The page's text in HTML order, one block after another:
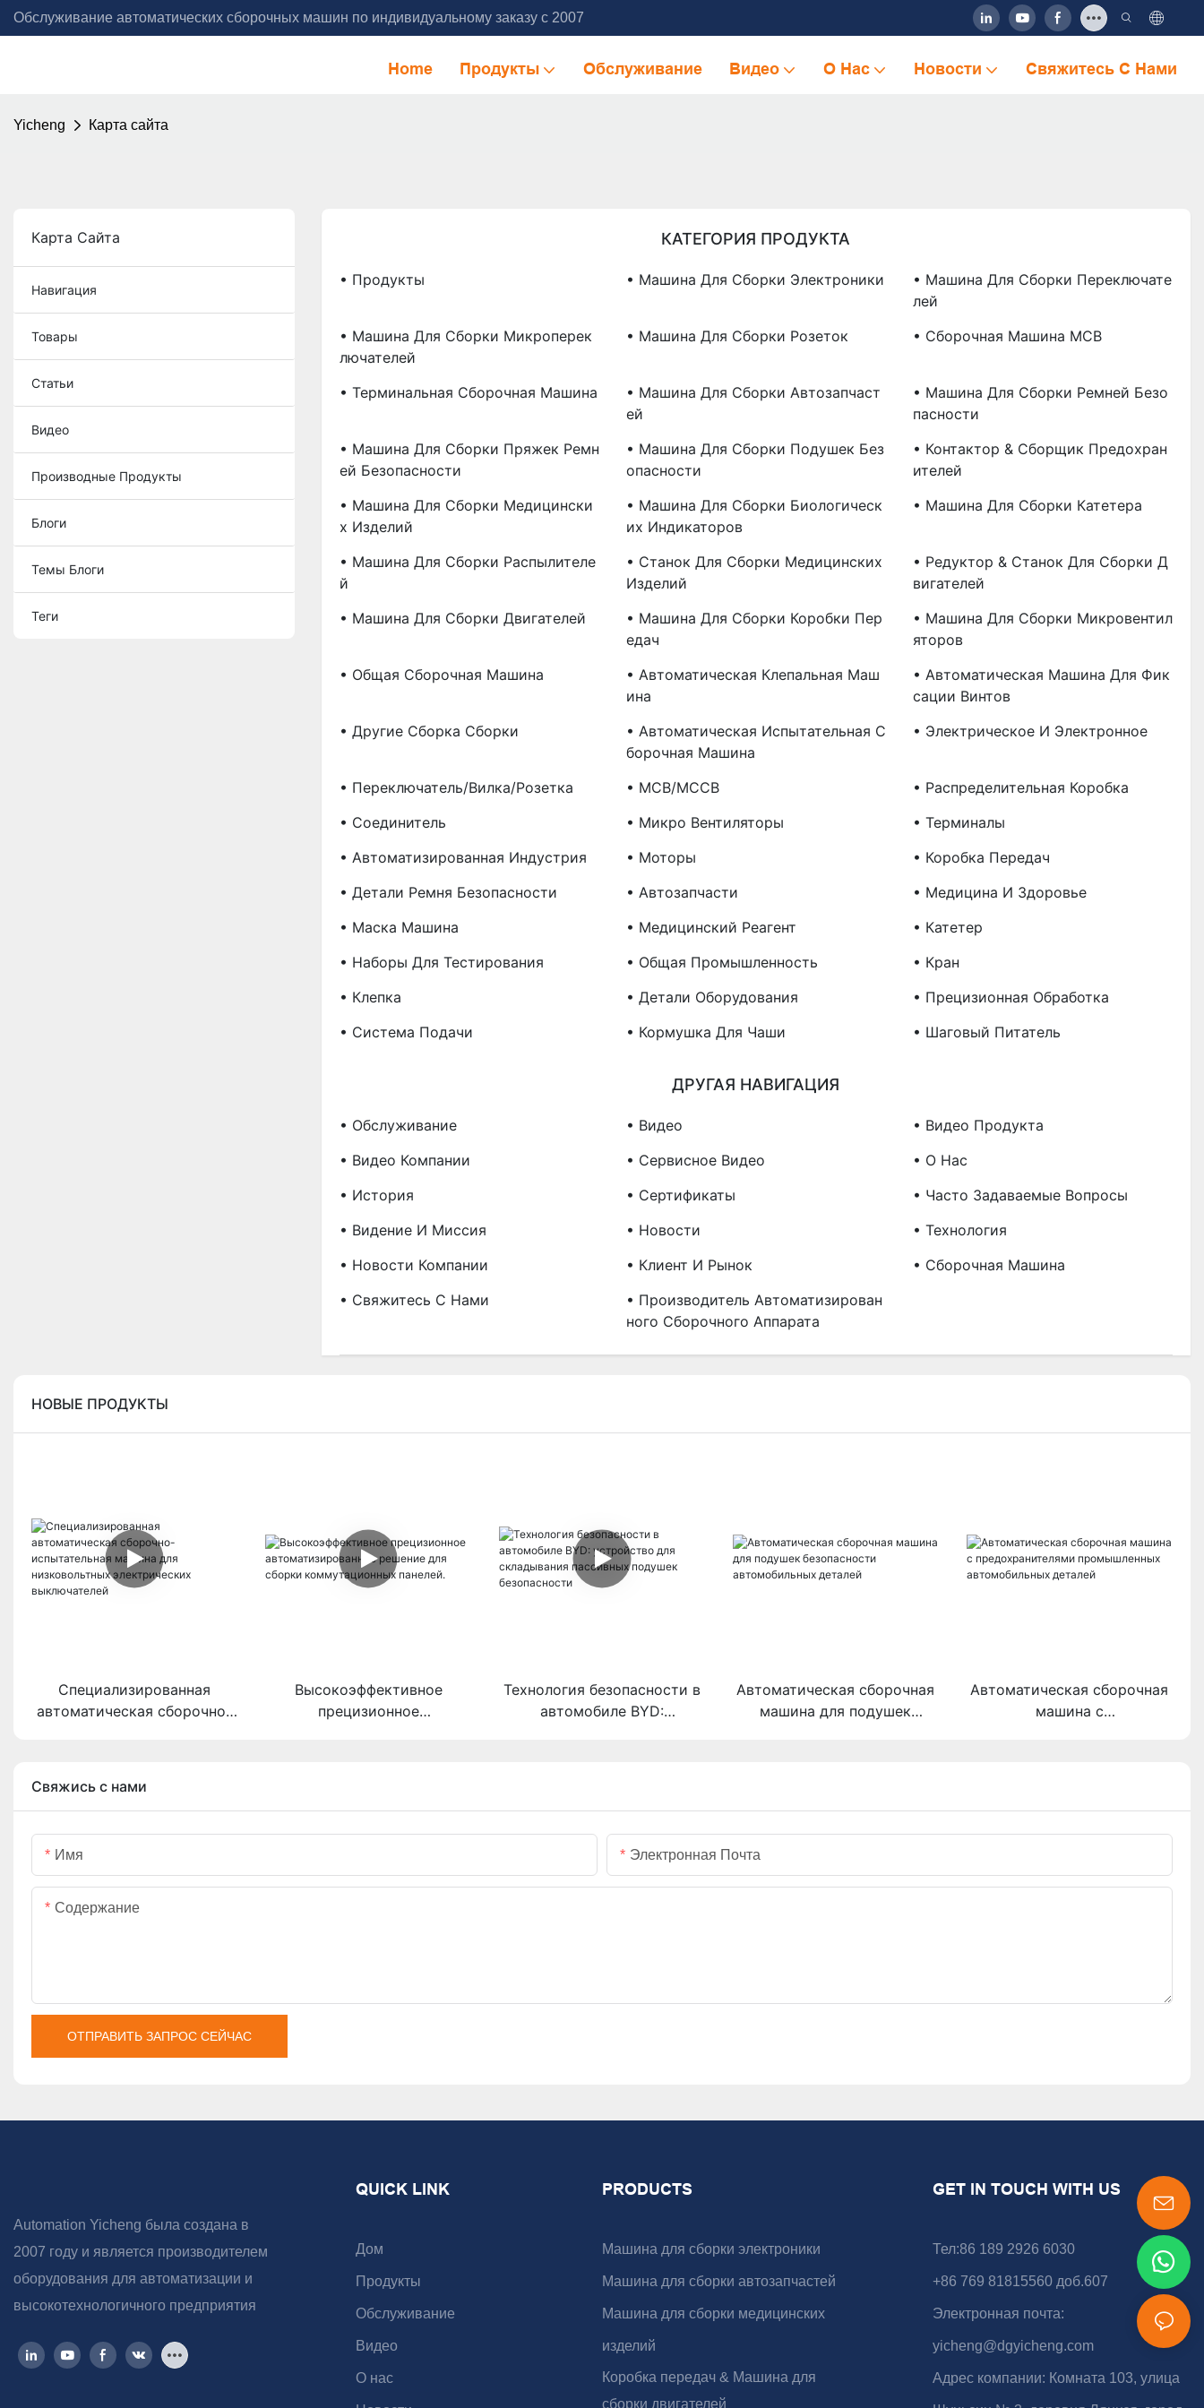
Обслуживание автоматических сборочных машин по индивидуальному заказу с 2007
Home Продукты Обслуживание Видео О Нас Новости Свяжитесь С Нами
Yicheng Карта сайта
Карта Сайта
Навигация
Товары
Статьи
Видео
Производные Продукты
Блоги
Темы Блоги
Теги
КАТЕГОРИЯ ПРОДУКТА
• Продукты • Машина Для Сборки Электроники
• Машина Для Сборки Переключате
Лей
• Машина Для Сборки Микроперек
Лючателей
• Машина Для Сборки Розеток • Сборочная Машина MCB
• Терминальная Сборочная Машина
• Машина Для Сборки Автозапчаст
Ей
• Машина Для Сборки Ремней Безо
Пасности
• Машина Для Сборки Пряжек Ремн
Ей Безопасности
• Машина Для Сборки Подушек Без
Опасности
• Контактор & Сборщик Предохран
Ителей
• Машина Для Сборки Медицински
Х Изделий
• Машина Для Сборки Биологическ
Их Индикаторов
• Машина Для Сборки Катетера
• Машина Для Сборки Распылителе
Й
• Станок Для Сборки Медицинских
Изделий
• Редуктор & Станок Для Сборки Д
Вигателей
• Машина Для Сборки Двигателей
• Машина Для Сборки Коробки Пер
Едач
• Машина Для Сборки Микровентил
Яторов
• Общая Сборочная Машина
• Автоматическая Клепальная Маш
Ина
• Автоматическая Машина Для Фик
Сации Винтов
• Другие Сборка Сборки
• Автоматическая Испытательная С
Борочная Машина
• Электрическое И Электронное
• Переключатель/вилка/розетка • MCB/MCCB
• Распределительная Коробка
• Соединитель
• Микро Вентиляторы
• Терминалы
• Автоматизированная Индустрия
• Моторы
• Коробка Передач
• Детали Ремня Безопасности
• Автозапчасти
• Медицина И Здоровье
• Маска Машина
• Медицинский Реагент
• Катетер
• Наборы Для Тестирования
• Общая Промышленность
• Кран
• Клепка
• Детали Оборудования
• Прецизионная Обработка
• Система Подачи
• Кормушка Для Чаши • Шаговый Питатель
ДРУГАЯ НАВИГАЦИЯ
• Обслуживание • Видео
• Видео Продукта
• Видео Компании
• Сервисное Видео
• О Нас
• История
• Сертификаты
• Часто Задаваемые Вопросы
• Видение И Миссия
• Новости
• Технология
• Новости Компании
• Клиент И Рынок
• Сборочная Машина
• Свяжитесь С Нами
• Производитель Автоматизирован
Ного Сборочного Аппарата
НОВЫЕ ПРОДУКТЫ
Специализированная
автоматическая сборочно-
выключателей
Высокоэффективное
прецизионное
Технология безопасности в
автомобиле BYD:
Автоматическая сборочная
машина для подушек
Автоматическая сборочная
машина с
Свяжись с нами
Имя Электронная Почта
Содержание
ОТПРАВИТЬ ЗАПРОС СЕЙЧАС
Automation Yicheng была создана в
2007 году и является производителем
оборудования для автоматизации и
высокотехнологичного предприятия
QUICK LINK
Дом
Продукты
Обслуживание
Видео
О нас
PRODUCTS
Машина для сборки электроники
Машина для сборки автозапчастей
Машина для сборки медицинских
изделий
Коробка передач & Машина для
сборки двигателей
GET IN TOUCH WITH US
Тел:86 189 2926 6030
+86 769 81815560 доб.607
Электронная почта:
yicheng@dgyicheng.com
Адрес компании: Комната 103, улица